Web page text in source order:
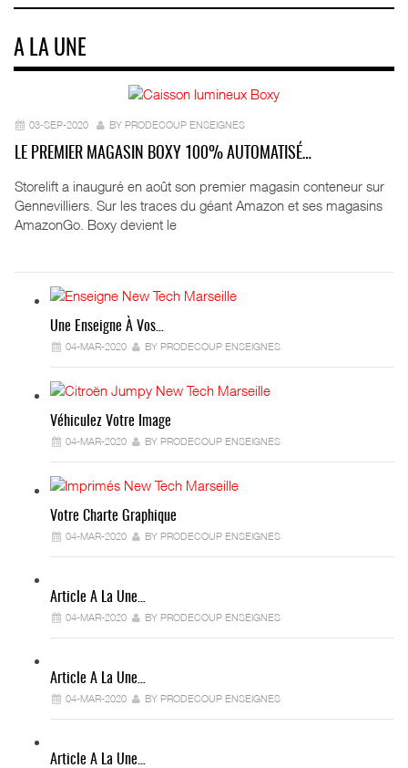
A LA UNE
03-SEP-2020 BY PRODECOUP ENSEIGNES
LE PREMIER MAGASIN BOXY 100% AUTOMATISÉ…
Storelift a inauguré en août son premier magasin conteneur sur
Gennevilliers. Sur les traces du géant Amazon et ses magasins
AmazonGo. Boxy devient le
Une Enseigne À Vos…
04-MAR-2020 BY PRODECOUP ENSEIGNES
Véhiculez Votre Image
04-MAR-2020 BY PRODECOUP ENSEIGNES
Votre Charte Graphique
04-MAR-2020 BY PRODECOUP ENSEIGNES
Article A La Une…
04-MAR-2020 BY PRODECOUP ENSEIGNES
Article A La Une…
04-MAR-2020 BY PRODECOUP ENSEIGNES
Article A La Une…